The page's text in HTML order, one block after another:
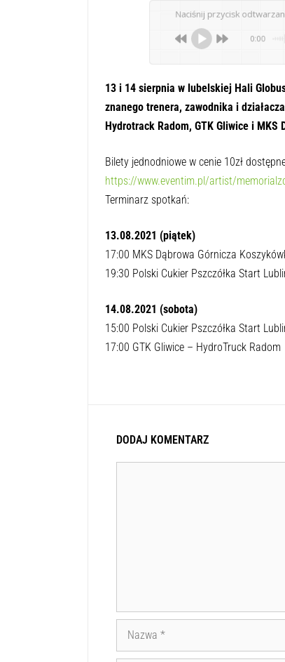
Naciśnij przycisk
0:00
13 i 14 sierpnia w lubelskiej Hali
znanego trenera, zawodnika i
Hydrotrack Radom, GTK Gliwice i MKS
Bilety jednodniowe w cenie 10zł
https://www.eventim.pl/artist/
Terminarz spotkań:
13.08.2021 (piątek)
17:00 MKS Dąbrowa Górnicza
19:30 Polski Cukier Pszczółka Start
14.08.2021 (sobota)
15:00 Polski Cukier Pszczółka Start
17:00 GTK Gliwice – HydroTruck Radom
DODAJ KOMENTARZ